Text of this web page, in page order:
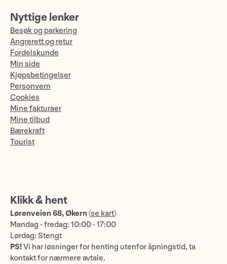
Nyttige lenker
Besøk og parkering
Angrerett og retur
Fordelskunde
Min side
Kjøpsbetingelser
Personvern
Cookies
Mine fakturaer
Mine tilbud
Bærekraft
Tourist
Klikk & hent
Lørenveien 68, Økern (se kart)
Mandag - fredag: 10:00 - 17:00
Lørdag: Stengt
PS!Vi har løsninger for henting utenfor åpningstid, ta
kontakt for nærmere avtale.